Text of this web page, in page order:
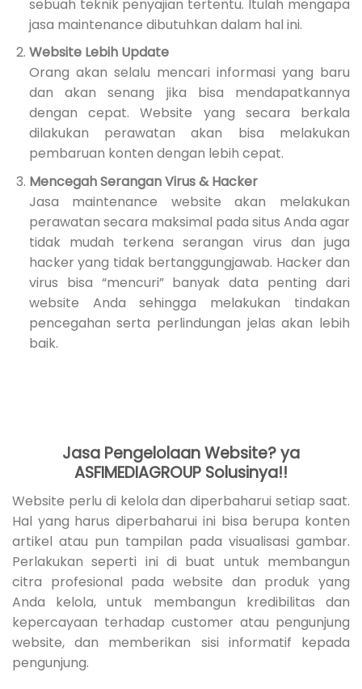
sebuah teknik penyajian tertentu. Itulah mengapa
jasa maintenance dibutuhkan dalam hal ini.
Website Lebih Update
Orang akan selalu mencari informasi yang baru
dan akan senang jika bisa mendapatkannya
dengan cepat. Website yang secara berkala
dilakukan perawatan akan bisa melakukan
pembaruan konten dengan lebih cepat.
Mencegah Serangan Virus & Hacker
Jasa maintenance website akan melakukan
perawatan secara maksimal pada situs Anda agar
tidak mudah terkena serangan virus dan juga
hacker yang tidak bertanggungjawab. Hacker dan
virus bisa “mencuri” banyak data penting dari
website Anda sehingga melakukan tindakan
pencegahan serta perlindungan jelas akan lebih
baik.
Jasa Pengelolaan Website? ya
ASFIMEDIAGROUP Solusinya!!
Website perlu di kelola dan diperbaharui setiap saat.
Hal yang harus diperbaharui ini bisa berupa konten
artikel atau pun tampilan pada visualisasi gambar.
Perlakukan seperti ini di buat untuk membangun
citra profesional pada website dan produk yang
Anda kelola, untuk membangun kredibilitas dan
kepercayaan terhadap customer atau pengunjung
website, dan memberikan sisi informatif kepada
pengunjung.